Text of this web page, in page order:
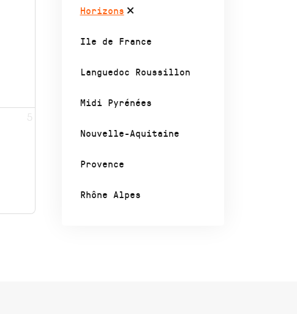
Horizons
Ile de France
Languedoc Roussillon
Midi Pyrénées
Nouvelle-Aquitaine
Provence
Rhône Alpes
5